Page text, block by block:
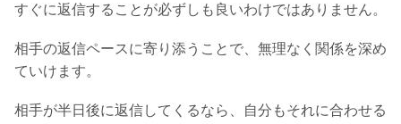
すぐに返信することが必ずしも良いわけではありません。
相手の返信ペースに寄り添うことで、無理なく関係を深め
ていけます。
相手が半日後に返信してくるなら、自分もそれに合わせる